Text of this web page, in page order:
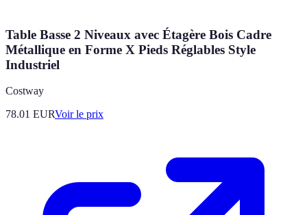
Table Basse 2 Niveaux avec Étagère Bois Cadre
Métallique en Forme X Pieds Réglables Style
Industriel
Costway
78.01 EURVoir le prix